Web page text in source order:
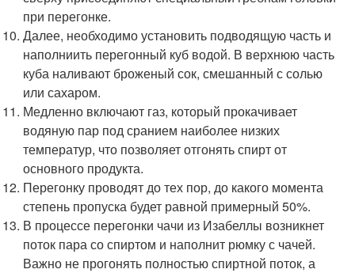
при перегонке.
Далее, необходимо установить подводящую часть и
наполниить перегонный куб водой. В верхнюю часть
куба наливают броженый сок, смешанный с солью
или сахаром.
Медленно включают газ, который прокачивает
водяную пар под сранием наиболее низких
температур, что позволяет отгонять спирт от
основного продукта.
Перегонку проводят до тех пор, до какого момента
степень пропуска будет равной примерный 50%.
В процессе перегонки чачи из Изабеллы возникнет
поток пара со спиртом и наполнит рюмку с чачей.
Важно не прогонять полностью спиртной поток, а